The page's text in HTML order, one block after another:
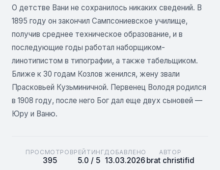
О детстве Вани не сохранилось никаких сведений. В
1895 году он закончил Сампсониевское училище,
получив среднее техническое образование, и в
последующие годы работал наборщиком-
линотипистом в типографии, а также табельщиком.
Ближе к 30 годам Козлов женился, жену звали
Прасковьей Кузьминичной. Первенец Володя родился
в 1908 году, после него Бог дал еще двух сыновей —
Юру и Ваню.
ПРОСМОТРОВ
395
РЕЙТИНГ
5.0 / 5
ДОБАВЛЕНО
13.03.2026
АВТОР
brat christifid